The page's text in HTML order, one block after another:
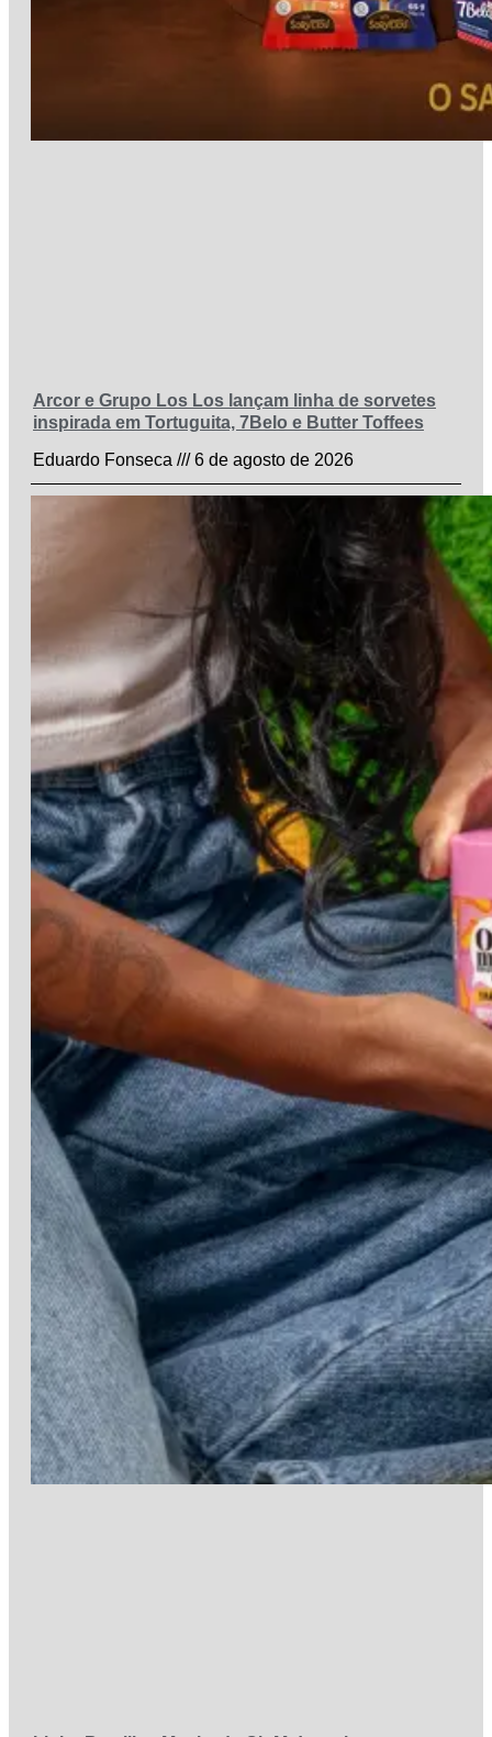
Arcor e Grupo Los Los lançam linha de sorvetes
inspirada em Tortuguita, 7Belo e Butter Toffees
Eduardo Fonseca
6 de agosto de 2026